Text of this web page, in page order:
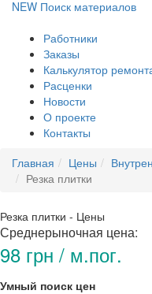
NEW Поиск материалов
Работники
Заказы
Калькулятор
Расценки
Новости
О проекте
Контакты
Главная
Цены
Резка плитки
Резка плитки - Цены
Среднерыночная цена:
98 грн / м.пог.
Умный поиск цен